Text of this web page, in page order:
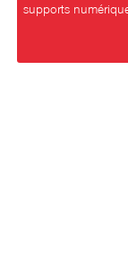
supports